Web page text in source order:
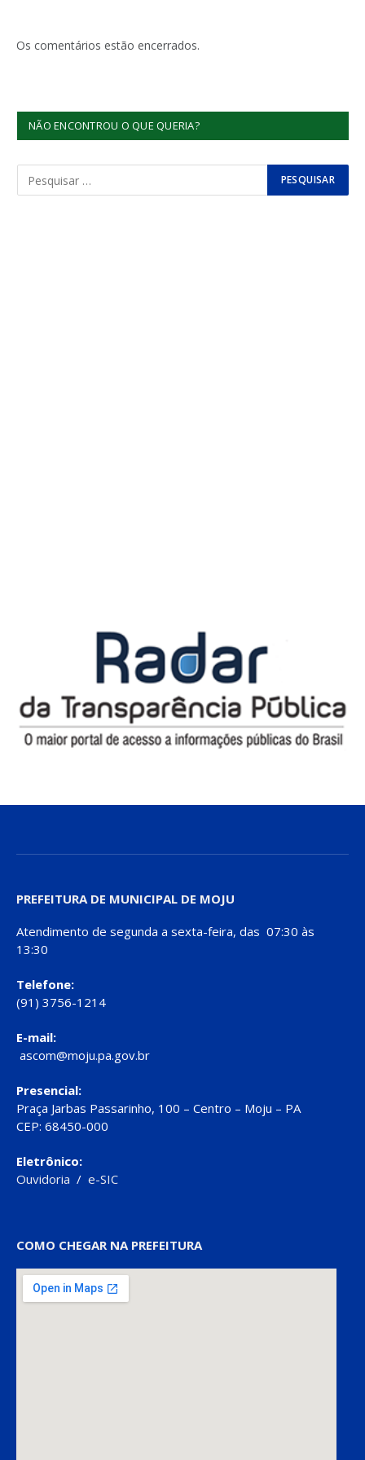
Os comentários estão encerrados.
NÃO ENCONTROU O QUE QUERIA?
PREFEITURA DE MUNICIPAL DE MOJU
Atendimento de segunda a sexta-feira, das 07:30 às
13:30
Telefone:
(91) 3756-1214
E-mail:
ascom@moju.pa.gov.br
Presencial:
Praça Jarbas Passarinho, 100 – Centro – Moju – PA
CEP: 68450-000
Eletrônico:
Ouvidoria / e-SIC
COMO CHEGAR NA PREFEITURA